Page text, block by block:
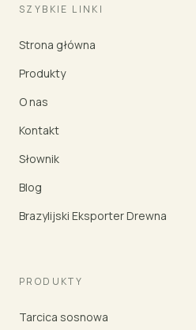
SZYBKIE LINKI
Strona główna
Produkty
O nas
Kontakt
Słownik
Blog
Brazylijski Eksporter Drewna
PRODUKTY
Tarcica sosnowa